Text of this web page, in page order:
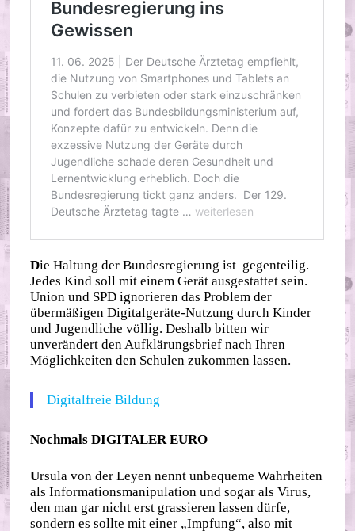
Die Haltung der Bundesregierung ist gegenteilig.
Jedes Kind soll mit einem Gerät ausgestattet sein.
Union und SPD ignorieren das Problem der
übermäßigen Digitalgeräte-Nutzung durch Kinder
und Jugendliche völlig. Deshalb bitten wir
unverändert den Aufklärungsbrief nach Ihren
Möglichkeiten den Schulen zukommen lassen.
Digitalfreie Bildung
Nochmals DIGITALER EURO
Ursula von der Leyen nennt unbequeme Wahrheiten
als Informationsmanipulation und sogar als Virus,
den man gar nicht erst grassieren lassen dürfe,
sondern es sollte mit einer „Impfung“, also mit